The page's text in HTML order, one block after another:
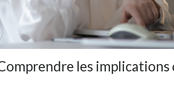
les implications